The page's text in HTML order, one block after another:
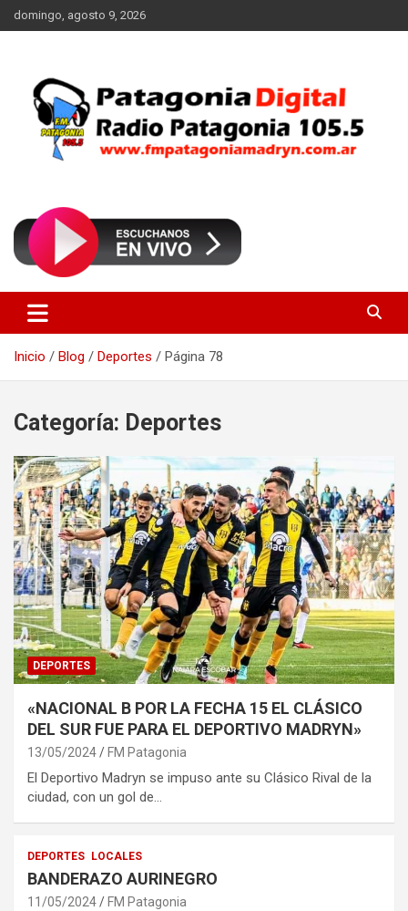
Saltar
al
domingo, agosto 9, 2026
FM Patagonia Madryn
Inicio Blog Deportes Página 78
Categoría: Deportes
DEPORTES
«NACIONAL B POR LA FECHA 15 EL CLÁSICO
DEL SUR FUE PARA EL DEPORTIVO MADRYN»
13/05/2024 FM Patagonia
El Deportivo Madryn se impuso ante su Clásico Rival de la
ciudad, con un gol de…
DEPORTES LOCALES
BANDERAZO AURINEGRO
11/05/2024 FM Patagonia